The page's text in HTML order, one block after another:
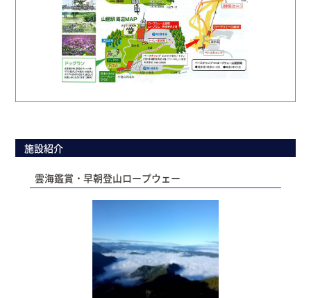
施設紹介
雲海鑑賞・早朝登山ロープウェー